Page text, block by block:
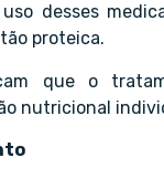
desses
proteica.
que o
nutricional